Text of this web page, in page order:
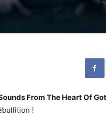
From The Heart Of
!